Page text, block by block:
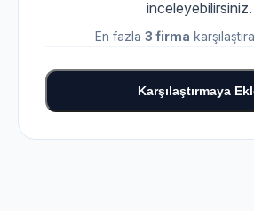
inceleyebilirsiniz.
En fazla 3 firma
Karşılaştırmaya